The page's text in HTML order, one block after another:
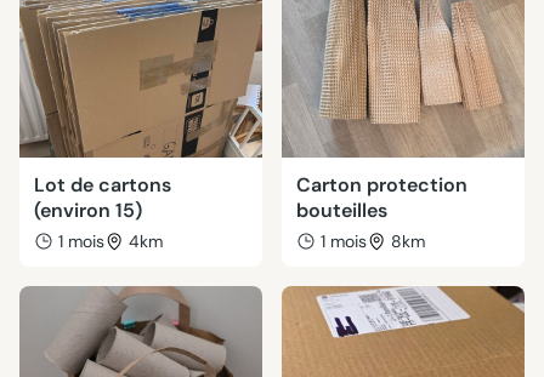
Lot de cartons
(environ 15)
1 mois 4km
Carton protection
bouteilles
1 mois 8km